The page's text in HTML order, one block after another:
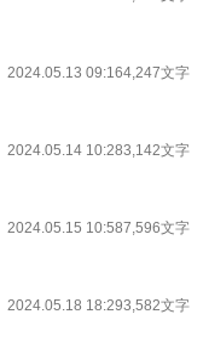
2024.05.13 09:164,247文字
2024.05.14 10:283,142文字
2024.05.15 10:587,596文字
2024.05.18 18:293,582文字